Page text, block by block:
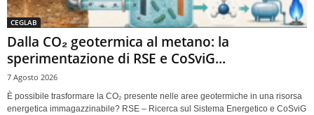
CEGLAB
Dalla CO₂ geotermica al metano: la
sperimentazione di RSE e CoSviG...
7 Agosto 2026
È possibile trasformare la CO₂ presente nelle aree geotermiche in una risorsa
energetica immagazzinabile? RSE – Ricerca sul Sistema Energetico e CoSviG